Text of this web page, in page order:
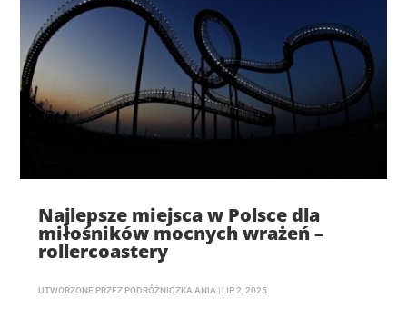
Najlepsze miejsca w Polsce dla
miłośników mocnych wrażeń –
rollercoastery
UTWORZONE PRZEZ PODRÓŻNICZKA ANIA | LIP 2, 2025